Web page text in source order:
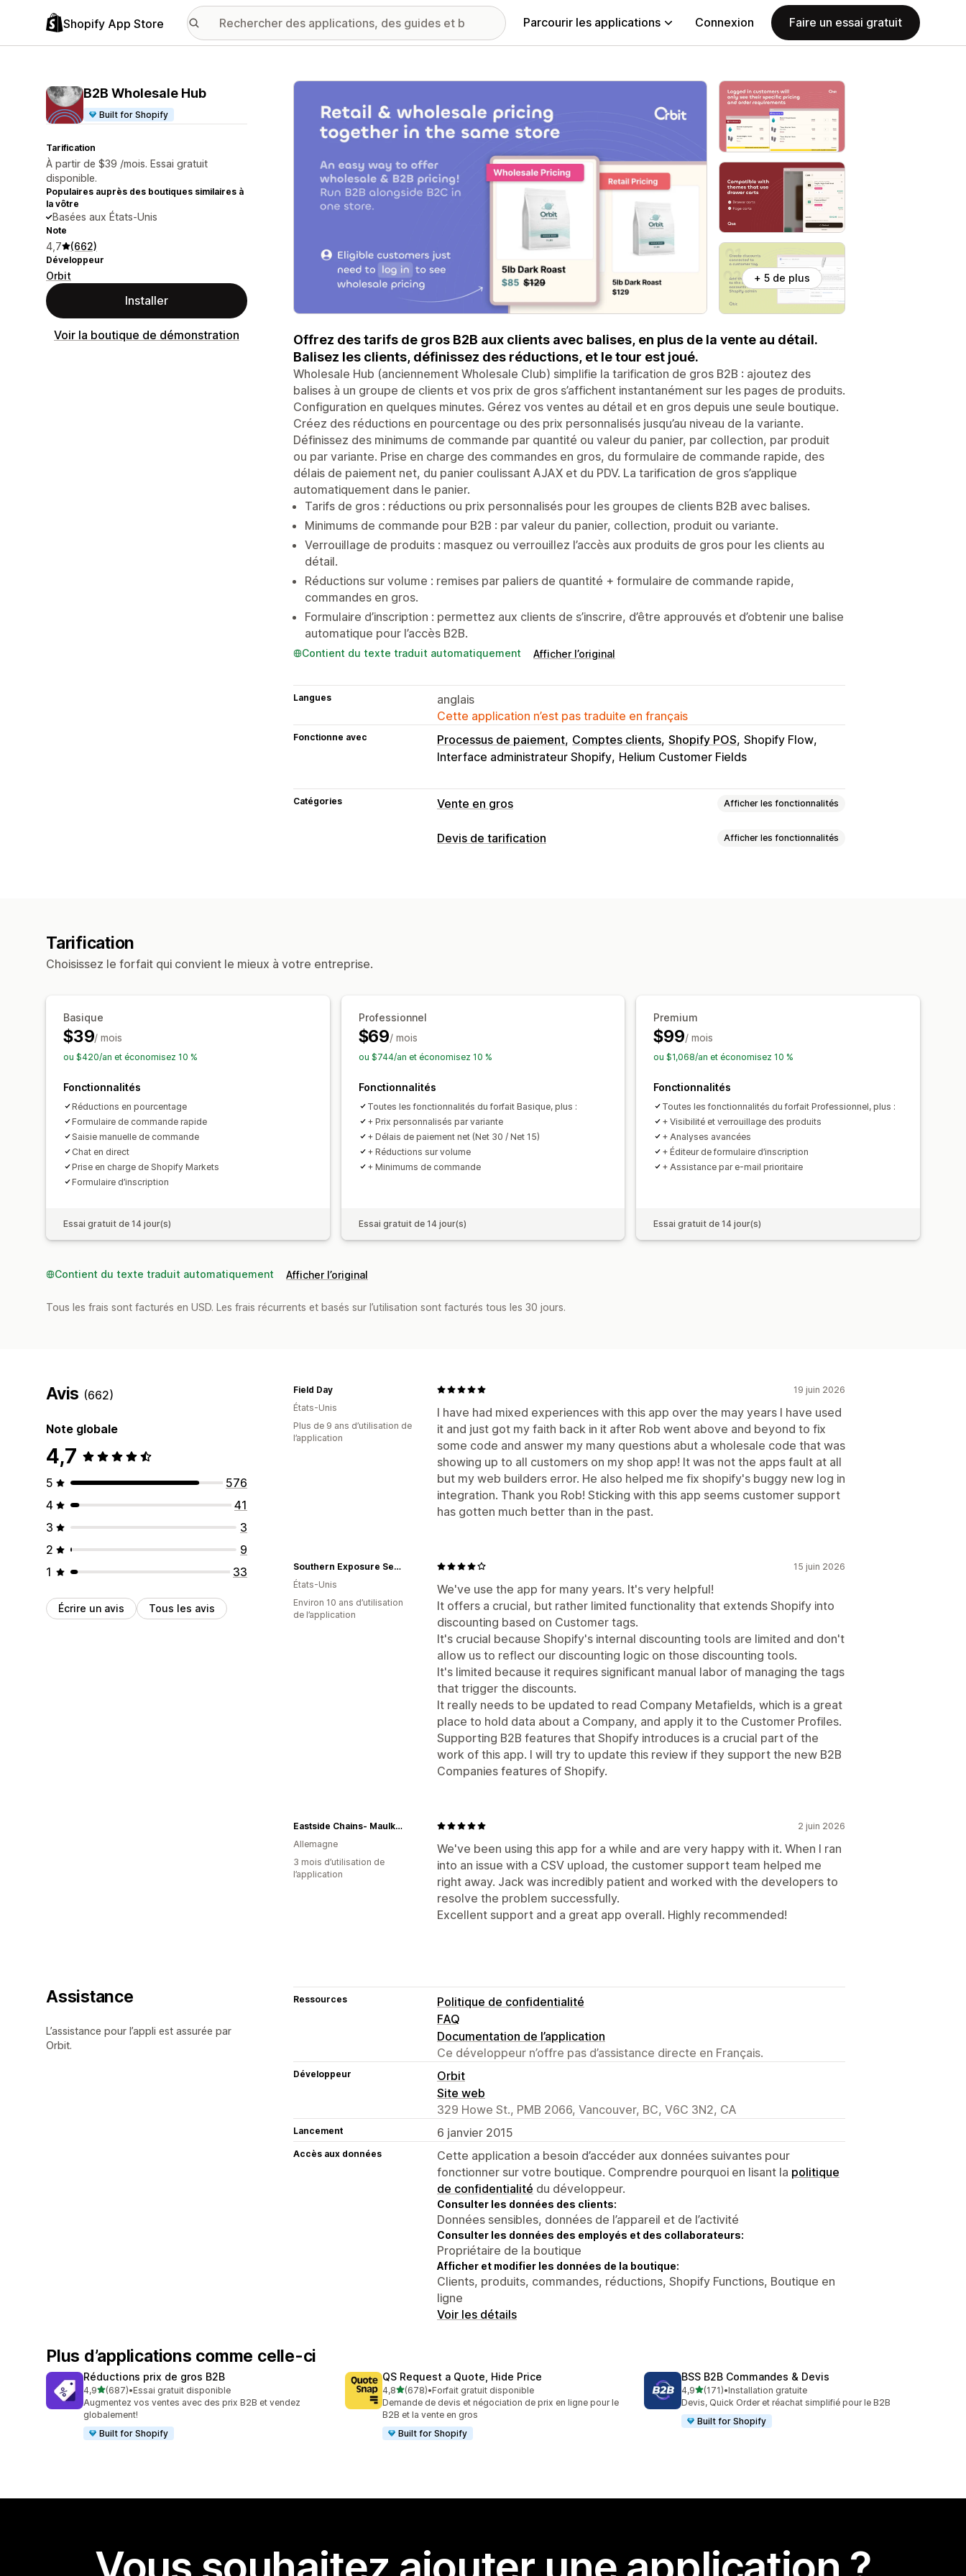
Shopify App Store Parcourir les applications Connexion Faire un essai gratuit
B2B Wholesale Hub
Built for Shopify
Tarification
À partir de $39 /mois. Essai gratuit
disponible.
Populaires auprès des boutiques similaires à
la vôtre
Basées aux États-Unis
Note
4,7 (662)
Développeur
Orbit
Installer
Voir la boutique de démonstration
Galerie d’images vedette
+ 5 de plus
Offrez des tarifs de gros B2B aux clients avec balises, en plus de la vente au détail.
Balisez les clients, définissez des réductions, et le tour est joué.
Wholesale Hub (anciennement Wholesale Club) simplifie la tarification de gros B2B : ajoutez des
balises à un groupe de clients et vos prix de gros s’affichent instantanément sur les pages de produits.
Configuration en quelques minutes. Gérez vos ventes au détail et en gros depuis une seule boutique.
Créez des réductions en pourcentage ou des prix personnalisés jusqu’au niveau de la variante.
Définissez des minimums de commande par quantité ou valeur du panier, par collection, par produit
ou par variante. Prise en charge des commandes en gros, du formulaire de commande rapide, des
délais de paiement net, du panier coulissant AJAX et du PDV. La tarification de gros s’applique
automatiquement dans le panier.
Tarifs de gros : réductions ou prix personnalisés pour les groupes de clients B2B avec balises.
Minimums de commande pour B2B : par valeur du panier, collection, produit ou variante.
Verrouillage de produits : masquez ou verrouillez l’accès aux produits de gros pour les clients au
détail.
Réductions sur volume : remises par paliers de quantité + formulaire de commande rapide,
commandes en gros.
Formulaire d’inscription : permettez aux clients de s’inscrire, d’être approuvés et d’obtenir une balise
automatique pour l’accès B2B.
Contient du texte traduit automatiquement Afficher l’original
Langues
anglais
Cette application n’est pas traduite en français
Fonctionne avec Processus de paiement Comptes clients Shopify POS Shopify Flow
Interface administrateur Shopify Helium Customer Fields
Catégories Vente en gros Afficher les fonctionnalités
Options de tarification
Devises multiples
Devis de tarification Afficher les fonctionnalités
Tarification
Choisissez le forfait qui convient le mieux à votre entreprise.
Basique
$39/ mois
ou $420/an et économisez 10 %
Fonctionnalités
Réductions en pourcentage
Formulaire de commande rapide
Saisie manuelle de commande
Chat en direct
Prise en charge de Shopify Markets
Formulaire d’inscription
Essai gratuit de 14 jour(s)
Professionnel
$69/ mois
ou $744/an et économisez 10 %
Fonctionnalités
Toutes les fonctionnalités du forfait Basique, plus :
+ Prix personnalisés par variante
+ Délais de paiement net (Net 30 / Net 15)
+ Réductions sur volume
+ Minimums de commande
Essai gratuit de 14 jour(s)
Premium
$99/ mois
ou $1,068/an et économisez 10 %
Fonctionnalités
Toutes les fonctionnalités du forfait Professionnel, plus :
+ Visibilité et verrouillage des produits
+ Analyses avancées
+ Éditeur de formulaire d’inscription
+ Assistance par e-mail prioritaire
Essai gratuit de 14 jour(s)
Contient du texte traduit automatiquement Afficher l’original
Tous les frais sont facturés en USD. Les frais récurrents et basés sur l’utilisation sont facturés tous les 30 jours.
Avis (662)
Note globale
4,7
5
576
4
41
3
3
2
9
1
33
Écrire un avis Tous les avis
19 juin 2026
I have had mixed experiences with this app over the may years I have used
it and just got my faith back in it after Rob went above and beyond to fix
some code and answer my many questions abut a wholesale code that was
showing up to all customers on my shop app! It was not the apps fault at all
but my web builders error. He also helped me fix shopify's buggy new log in
integration. Thank you Rob! Sticking with this app seems customer support
has gotten much better than in the past.
Field Day
États-Unis
Plus de 9 ans d’utilisation de
l’application
15 juin 2026
We've use the app for many years. It's very helpful!
It offers a crucial, but rather limited functionality that extends Shopify into
discounting based on Customer tags.
It's crucial because Shopify's internal discounting tools are limited and don't
allow us to reflect our discounting logic on those discounting tools.
It's limited because it requires significant manual labor of managing the tags
that trigger the discounts.
It really needs to be updated to read Company Metafields, which is a great
place to hold data about a Company, and apply it to the Customer Profiles.
Supporting B2B features that Shopify introduces is a crucial part of the
work of this app. I will try to update this review if they support the new B2B
Companies features of Shopify.
Southern Exposure Seed Exchange - Wholesale
États-Unis
Environ 10 ans d’utilisation
de l’application
2 juin 2026
We've been using this app for a while and are very happy with it. When I ran
into an issue with a CSV upload, the customer support team helped me
right away. Jack was incredibly patient and worked with the developers to
resolve the problem successfully.
Excellent support and a great app overall. Highly recommended!
Eastside Chains- Maulkorbberatung & Maulkorbmodifizierung
Allemagne
3 mois d’utilisation de
l’application
Assistance
L’assistance pour l’appli est assurée par
Orbit.
Ressources
Politique de confidentialité
FAQ
Documentation de l’application
Ce développeur n’offre pas d’assistance directe en Français.
Développeur
Orbit
Site web
329 Howe St., PMB 2066, Vancouver, BC, V6C 3N2, CA
Lancement 6 janvier 2015
Accès aux données
Cette application a besoin d’accéder aux données suivantes pour
fonctionner sur votre boutique. Comprendre pourquoi en lisant la politique
de confidentialité du développeur.
Consulter les données des clients:
Données sensibles, données de l’appareil et de l’activité
Consulter les données des employés et des collaborateurs:
Propriétaire de la boutique
Afficher et modifier les données de la boutique:
Clients, produits, commandes, réductions, Shopify Functions, Boutique en
ligne
Voir les détails
Plus d’applications comme celle-ci
Réductions prix de gros B2B
4,9étoile(s) sur 5
(687)
687 avis au total
•Essai gratuit disponible
Augmentez vos ventes avec des prix B2B et vendez
globalement!
Built for Shopify
QS Request a Quote, Hide Price
4,8étoile(s) sur 5
(678)
678 avis au total
•Forfait gratuit disponible
Demande de devis et négociation de prix en ligne pour le
B2B et la vente en gros
Built for Shopify
BSS B2B Commandes & Devis
4,9étoile(s) sur 5
(171)
171 avis au total
•Installation gratuite
Devis, Quick Order et réachat simplifié pour le B2B
Built for Shopify